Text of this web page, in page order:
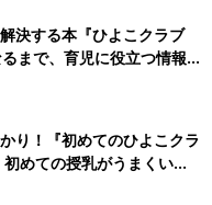
決する本『ひよこクラブ
まで、育児に役立つ情報が
り！『初めてのひよこクラ
めての授乳がうまくい
本と夏のトラブル 解決テ